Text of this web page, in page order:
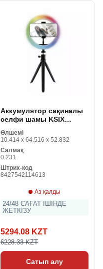
Аккумулятор сақиналы
селфи шамы KSIX
Смартфондар 12W
Өлшемі
10.414 x 64.516 x 52.832
Салмақ
0.231
Штрих-код
8427542114613
Аз қалды
24/48 САҒАТ ІШІНДЕ
ЖЕТКІЗУ
5294.08 KZT
6228.33 KZT
Сатып алу